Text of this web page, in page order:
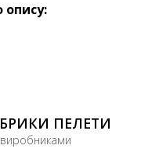
опису:
ПЕЛЕТИ